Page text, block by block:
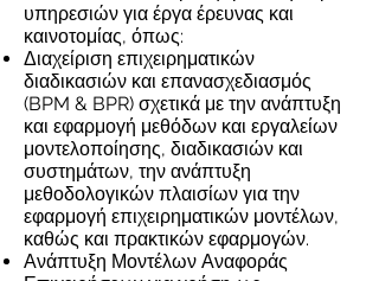
υπηρεσιών για έργα έρευνας και
καινοτομίας, όπως:
Διαχείριση επιχειρηματικών
διαδικασιών και επανασχεδιασμός
(BPM & BPR) σχετικά με την ανάπτυξη
και εφαρμογή μεθόδων και εργαλείων
μοντελοποίησης, διαδικασιών και
συστημάτων, την ανάπτυξη
μεθοδολογικών πλαισίων για την
εφαρμογή επιχειρηματικών μοντέλων,
καθώς και πρακτικών εφαρμογών.
Ανάπτυξη Μοντέλων Αναφοράς